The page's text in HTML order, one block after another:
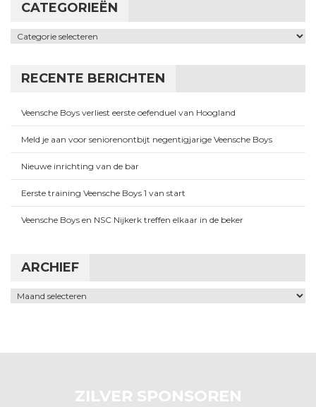
CATEGORIEËN
Categorieën
RECENTE BERICHTEN
Veensche Boys verliest eerste oefenduel van Hoogland
Meld je aan voor seniorenontbijt negentigjarige Veensche Boys
Nieuwe inrichting van de bar
Eerste training Veensche Boys 1 van start
Veensche Boys en NSC Nijkerk treffen elkaar in de beker
ARCHIEF
Archief
ZILVER SPONSOREN